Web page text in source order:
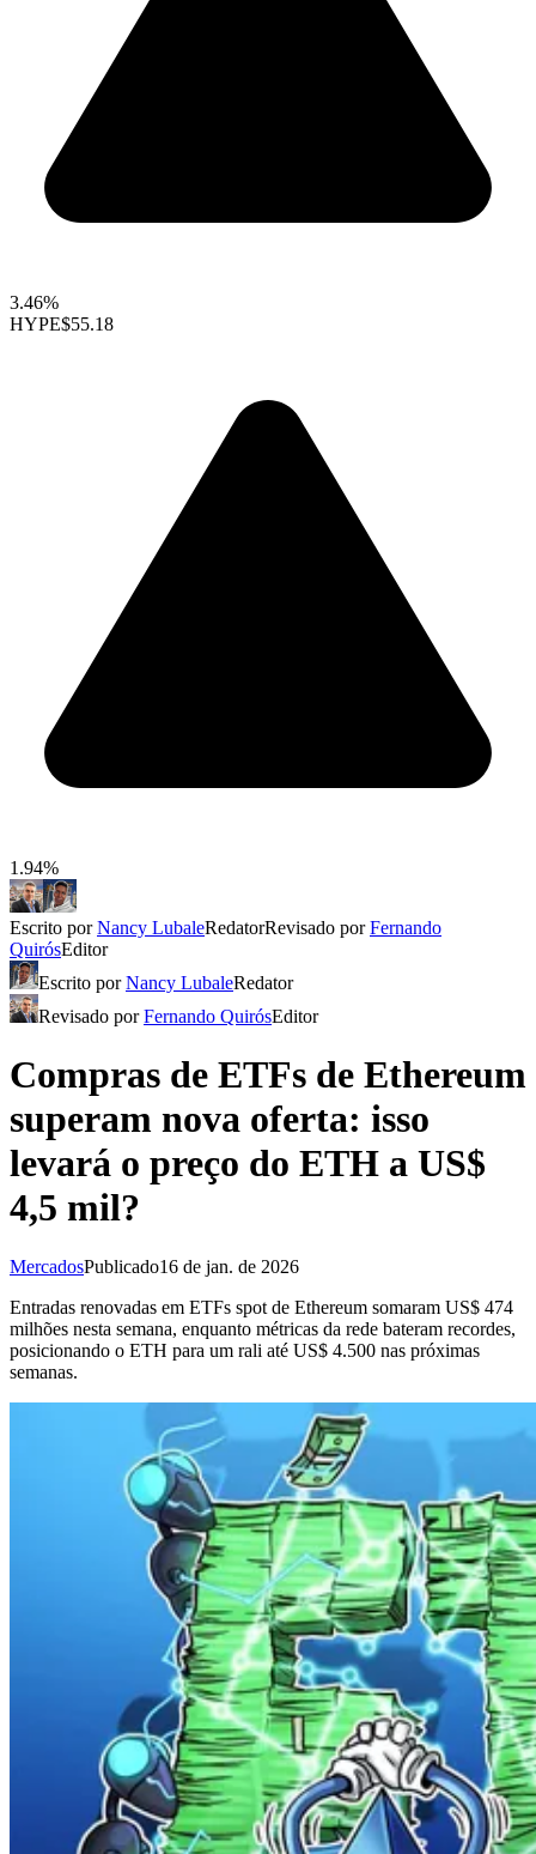
3.46%
HYPE$55.18
1.94%
Escrito porNancy LubaleRedatorRevisado porFernando
QuirósEditor
Escrito porNancy LubaleRedator
Revisado porFernando QuirósEditor
Compras de ETFs de Ethereum
superam nova oferta: isso
levará o preço do ETH a US$
4,5 mil?
MercadosPublicado16 de jan. de 2026
Entradas renovadas em ETFs spot de Ethereum somaram US$ 474
milhões nesta semana, enquanto métricas da rede bateram recordes,
posicionando o ETH para um rali até US$ 4.500 nas próximas
semanas.